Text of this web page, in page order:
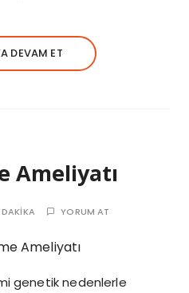
DEVAM ET
Ameliyatı
YORUM AT
genetik nedenlerle